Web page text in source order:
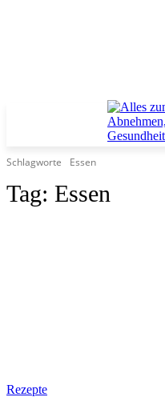
Schlagworte Essen
Tag: Essen
Rezepte